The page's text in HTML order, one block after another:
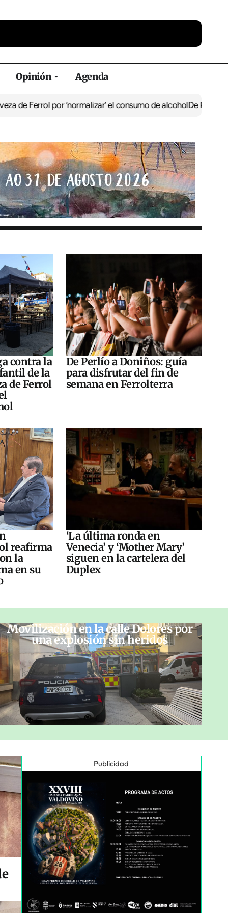
Opinión Agenda
‘normalizar’ el consumo de alcoholDe Perlío a Doniños:
contra la
de la
de Ferrol
De Perlío a Doniños: guía
para disfrutar del fin de
semana en Ferrolterra
reafirma
la
en su
‘La última ronda en
Venecia’ y ‘Mother Mary’
siguen en la cartelera del
Duplex
Movilización en la calle Dolores por
una explosión sin heridos
Publicidad